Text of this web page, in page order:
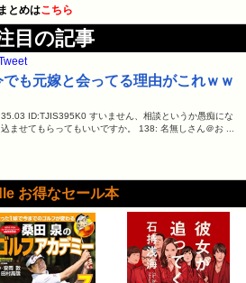
とめはこちら
目の記事
でも元嫁と会ってる理由がこれｗｗ
ID:TJIS395K0 すいません、相談というか愚痴にな
ませてもらってもいいですか。 138: 名無しさん＠お ...
お得なセール本